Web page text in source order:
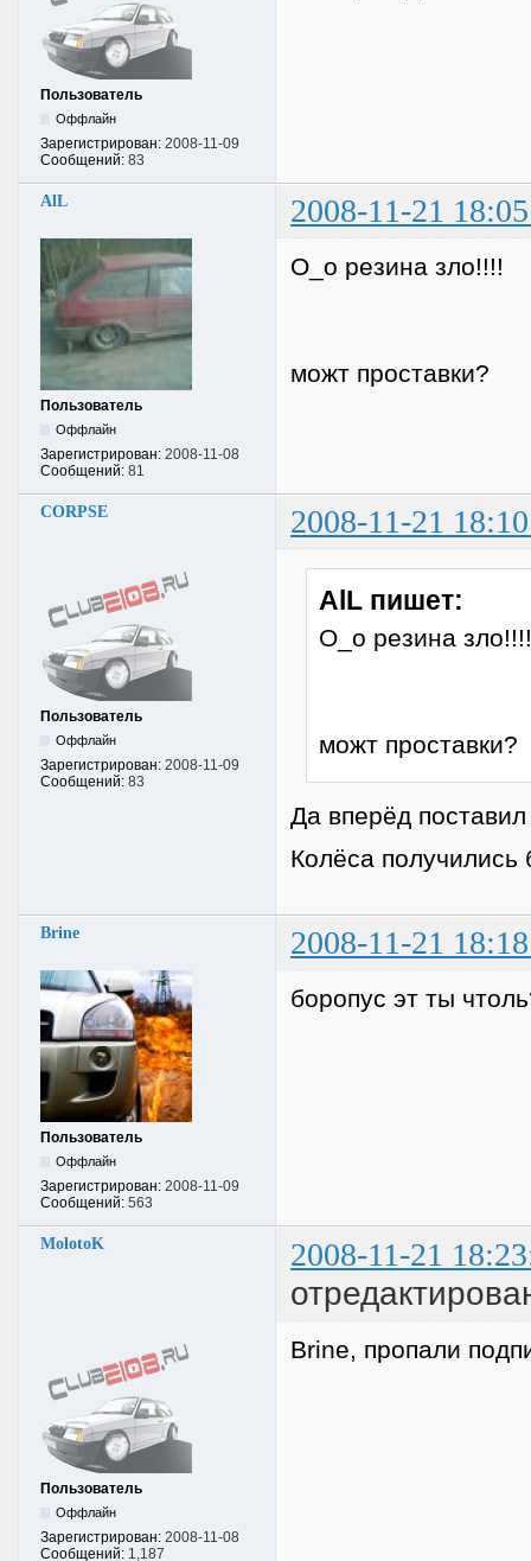
Пользователь
Оффлайн
Зарегистрирован: 2008-11-09
Сообщений: 83
AlL 2008-11-21
Пользователь
Оффлайн
Зарегистрирован: 2008-11-08
Сообщений: 81
О_о резина зло!!!!
можт проставки?
CORPSE 2008-11-21
Пользователь
Оффлайн
Зарегистрирован: 2008-11-09
Сообщений: 83
AlL пишет:
О_о резина зло!!!!
можт проставки?
Да вперёд
Колёса
Brine 2008-11-21
Пользователь
Оффлайн
Зарегистрирован: 2008-11-09
Сообщений: 563
боропус эт ты
MolotoK 2008-11-21
Пользователь
Оффлайн
Зарегистрирован: 2008-11-08
Сообщений: 1,187
Brine, пропали